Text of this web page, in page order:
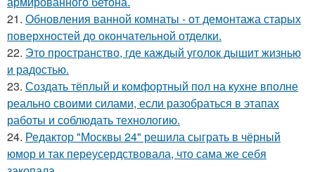
21. Обновления ванной комнаты - от демонтажа старых
поверхностей до окончательной отделки.
22. Это пространство, где каждый уголок дышит жизнью
и радостью.
23. Создать тёплый и комфортный пол на кухне вполне
реально своими силами, если разобраться в этапах
работы и соблюдать технологию.
24. Редактор "Москвы 24" решила сыграть в чёрный
юмор и так переусердствовала, что сама же себя